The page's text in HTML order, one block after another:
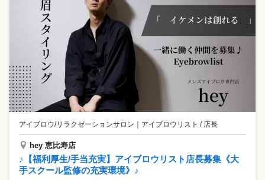
アイブロウ/リラクゼーションサロン ｜ アイブロウリスト / 店長
hey 恵比寿店
♪【福利厚生/手当充実】アイブロウリスト店長募集《大
手スクール監修の充実環境》♪